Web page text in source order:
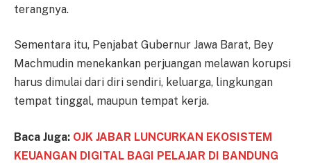
terangnya.
Sementara itu, Penjabat Gubernur Jawa Barat, Bey
Machmudin menekankan perjuangan melawan korupsi
harus dimulai dari diri sendiri, keluarga, lingkungan
tempat tinggal, maupun tempat kerja.
Baca Juga: OJK JABAR LUNCURKAN EKOSISTEM
KEUANGAN DIGITAL BAGI PELAJAR DI BANDUNG